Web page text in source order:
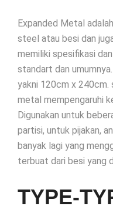
Expanded Metal
steel atau besi dan
memiliki spesifikasi
standart dan
yakni 120cm x
metal mempengaruhi
Digunakan untuk
partisi, untuk pijakan,
banyak lagi yang
terbuat dari besi yang
TYPE-